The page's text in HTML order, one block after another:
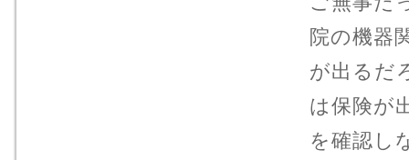
院の機器
が出るだ
は保険が
を確認し